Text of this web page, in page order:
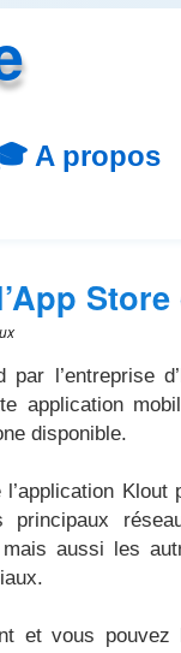
A propos
Store
par l’entreprise
application
disponible.
l’application
principaux
aussi les
et vous